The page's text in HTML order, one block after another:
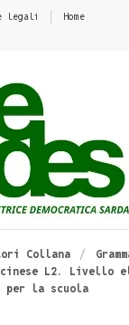
legali
Home
Collana
L2. Livello
per la scuola